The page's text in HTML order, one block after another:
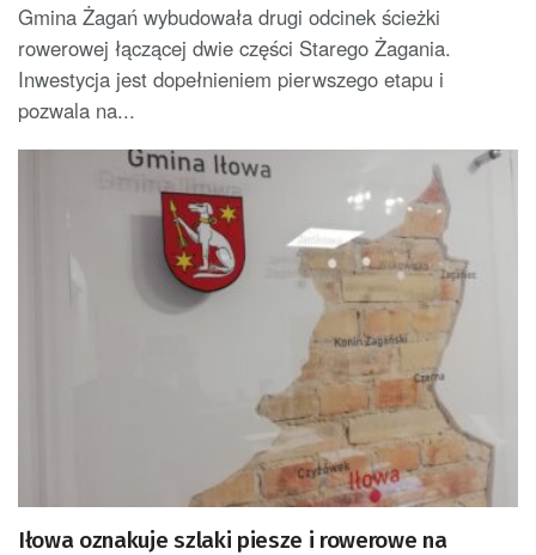
Gmina Żagań wybudowała drugi odcinek ścieżki
rowerowej łączącej dwie części Starego Żagania.
Inwestycja jest dopełnieniem pierwszego etapu i
pozwala na...
Iłowa oznakuje szlaki piesze i rowerowe na